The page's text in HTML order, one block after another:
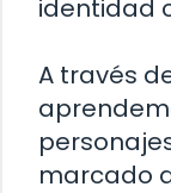
identidad
A través
marcado